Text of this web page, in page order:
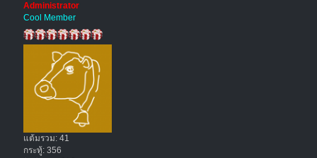
Administrator
Cool Member
แต้มรวม: 41
กระทู้: 356